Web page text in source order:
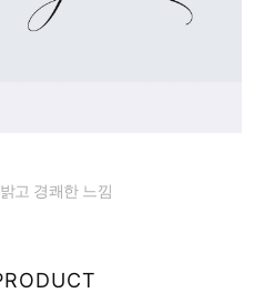
고 경쾌한 느낌